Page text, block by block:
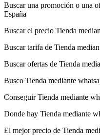
Buscar una promoción o una
España
Buscar el precio Tienda
Buscar tarifa de Tienda
Buscar ofertas de Tienda
Busco Tienda mediante
Conseguir Tienda mediante
Donde hay Tienda mediante
El mejor precio de Tienda